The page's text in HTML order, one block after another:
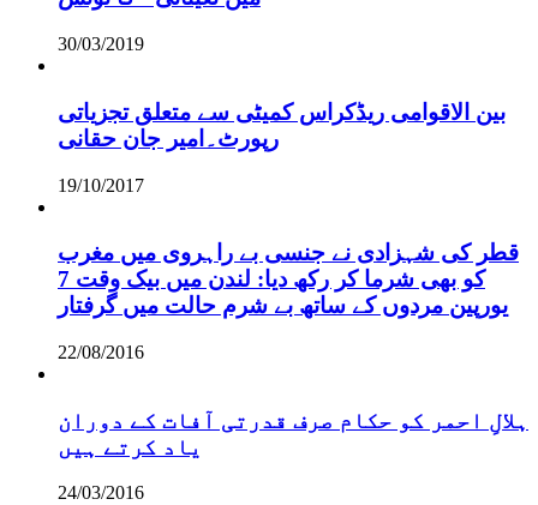
30/03/2019
بین الاقوامی ریڈکراس کمیٹی سے متعلق تجزیاتی
رپورٹ۔امیر جان حقانی
19/10/2017
قطر کی شہزادی نے جنسی بے راہروی میں مغرب
کو بھی شرما کر رکھ دیا: لندن میں بیک وقت 7
یورپین مردوں کے ساتھ بے شرم حالت میں گرفتار
22/08/2016
ہلالِ احمر کو حکام صرف قدرتی آفات کے دوران
یاد کرتے ہیں
24/03/2016